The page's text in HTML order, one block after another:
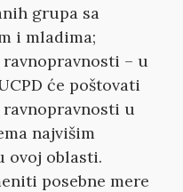
grupa sa
i mladima;
– u
će poštovati
u
najvišim
ovoj oblasti.
posebne mere